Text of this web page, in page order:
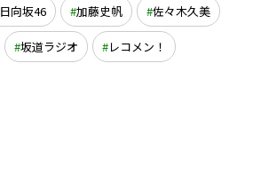
日向坂46 加藤史帆 佐々木久美
坂道ラジオ レコメン！